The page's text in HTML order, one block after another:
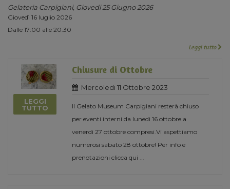
Gelateria Carpigiani, Giovedi 25 Giugno 2026
Giovedì 16 luglio 2026
Dalle 17:00 alle 20:30
Leggi tutto
LEGGI
TUTTO
Chiusure di Ottobre
Mercoledi 11 Ottobre 2023
Il Gelato Museum Carpigiani resterà chiuso
per eventi interni da lunedì 16 ottobre a
venerdì 27 ottobre compresi.Vi aspettiamo
numerosi sabato 28 ottobre! Per info e
prenotazioni clicca qui